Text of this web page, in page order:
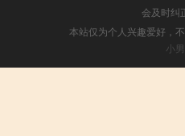
会及时纠
本站仅为个人兴趣爱好，
小